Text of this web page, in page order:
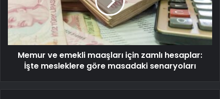
Memur ve emekli maaşları için zamlı hesaplar:
İşte mesleklere göre masadaki senaryoları